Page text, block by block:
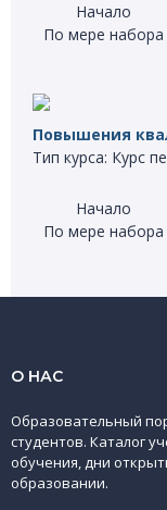
Начало
По мере набора
Повышения
Тип курса: Курс
Начало
По мере набора
О НАС
Образовательный
студентов. Каталог
обучения, дни
образовании.